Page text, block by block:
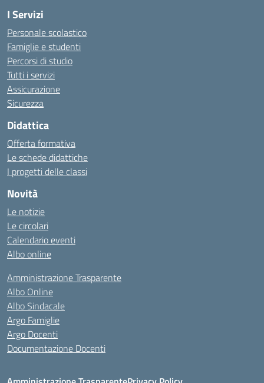
I Servizi
Personale scolastico
Famiglie e studenti
Percorsi di studio
Tutti i servizi
Assicurazione
Sicurezza
Didattica
Offerta formativa
Le schede didattiche
I progetti delle classi
Novità
Le notizie
Le circolari
Calendario eventi
Albo online
Amministrazione Trasparente
Albo Online
Albo Sindacale
Argo Famiglie
Argo Docenti
Documentazione Docenti